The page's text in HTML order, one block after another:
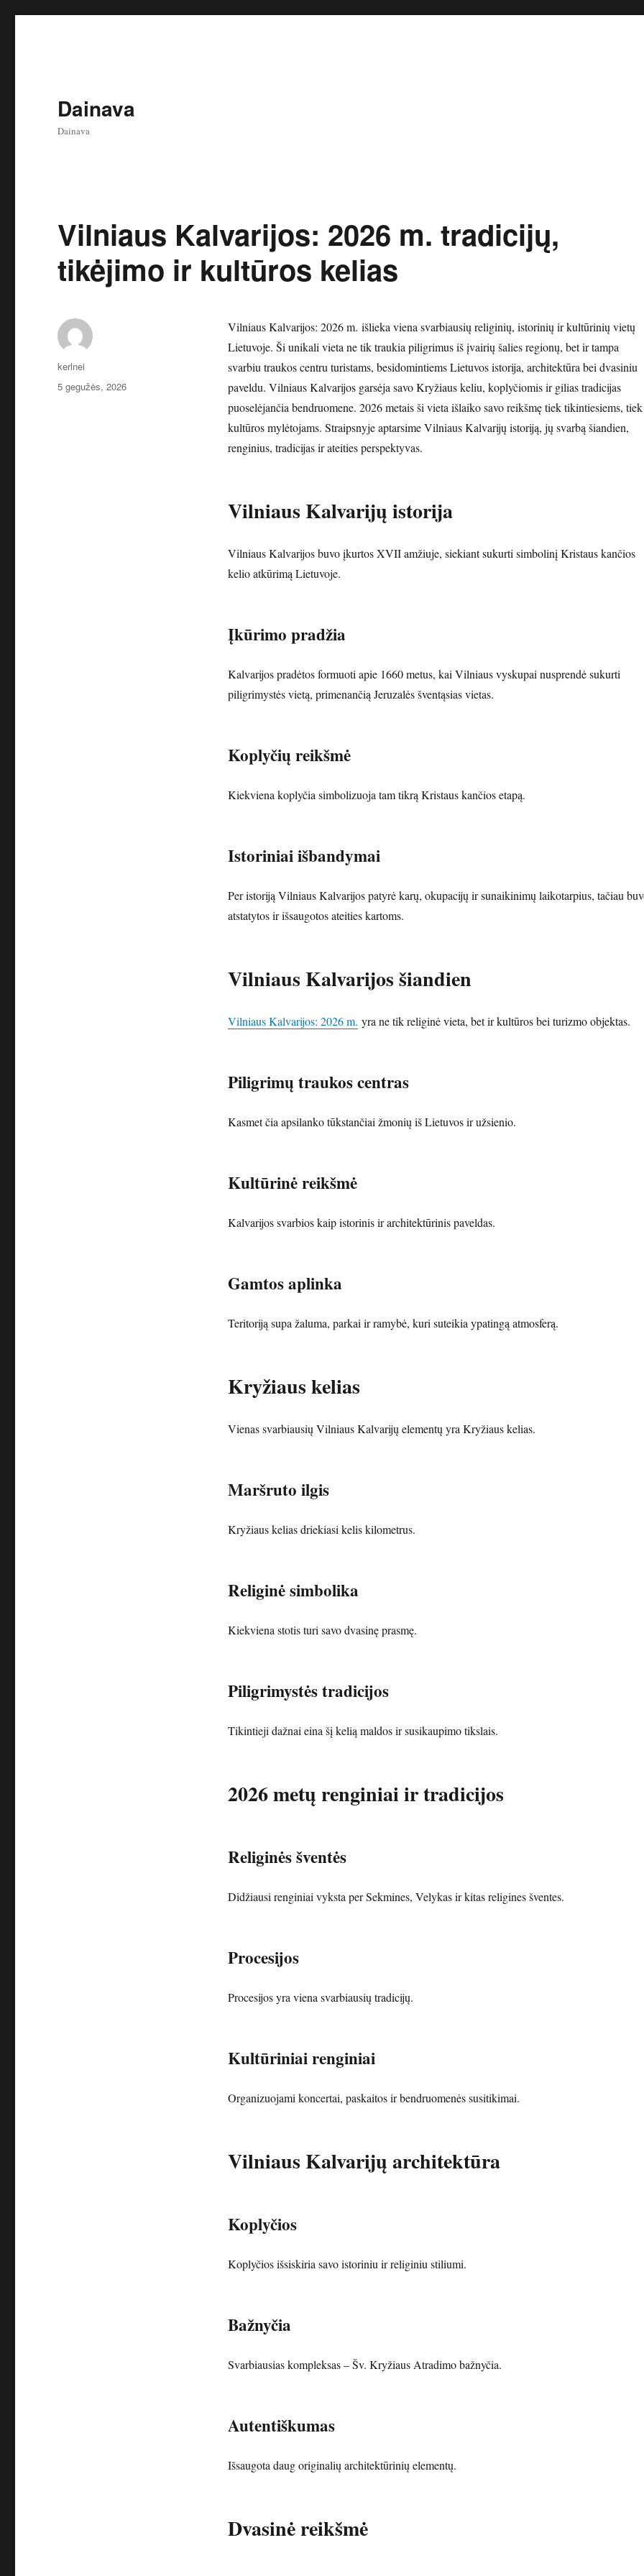
Dainava
Dainava
Vilniaus Kalvarijos: 2026 m. tradicijų,
tikėjimo ir kultūros kelias
Vilniaus Kalvarijos: 2026 m. išlieka viena svarbiausių religinių, istorinių ir kultūrinių vietų
Lietuvoje. Ši unikali vieta ne tik traukia piligrimus iš įvairių šalies regionų, bet ir tampa
svarbiu traukos centru turistams, besidomintiems Lietuvos istorija, architektūra bei dvasiniu
paveldu. Vilniaus Kalvarijos garsėja savo Kryžiaus keliu, koplyčiomis ir gilias tradicijas
puoselėjančia bendruomene. 2026 metais ši vieta išlaiko savo reikšmę tiek tikintiesiems, tiek
kultūros mylėtojams. Straipsnyje aptarsime Vilniaus Kalvarijų istoriją, jų svarbą šiandien,
renginius, tradicijas ir ateities perspektyvas.
Vilniaus Kalvarijų istorija
Vilniaus Kalvarijos buvo įkurtos XVII amžiuje, siekiant sukurti simbolinį Kristaus kančios
kelio atkūrimą Lietuvoje.
Įkūrimo pradžia
Kalvarijos pradėtos formuoti apie 1660 metus, kai Vilniaus vyskupai nusprendė sukurti
piligrimystės vietą, primenančią Jeruzalės šventąsias vietas.
Koplyčių reikšmė
Kiekviena koplyčia simbolizuoja tam tikrą Kristaus kančios etapą.
Istoriniai išbandymai
Per istoriją Vilniaus Kalvarijos patyrė karų, okupacijų ir sunaikinimų laikotarpius, tačiau
atstatytos ir išsaugotos ateities kartoms.
Vilniaus Kalvarijos šiandien
Vilniaus Kalvarijos: 2026 m. yra ne tik religinė vieta, bet ir kultūros bei turizmo objektas.
Piligrimų traukos centras
Kasmet čia apsilanko tūkstančiai žmonių iš Lietuvos ir užsienio.
Kultūrinė reikšmė
Kalvarijos svarbios kaip istorinis ir architektūrinis paveldas.
Gamtos aplinka
Teritoriją supa žaluma, parkai ir ramybė, kuri suteikia ypatingą atmosferą.
Kryžiaus kelias
Vienas svarbiausių Vilniaus Kalvarijų elementų yra Kryžiaus kelias.
Maršruto ilgis
Kryžiaus kelias driekiasi kelis kilometrus.
Religinė simbolika
Kiekviena stotis turi savo dvasinę prasmę.
Piligrimystės tradicijos
Tikintieji dažnai eina šį kelią maldos ir susikaupimo tikslais.
2026 metų renginiai ir tradicijos
Religinės šventės
Didžiausi renginiai vyksta per Sekmines, Velykas ir kitas religines šventes.
Procesijos
Procesijos yra viena svarbiausių tradicijų.
Kultūriniai renginiai
Organizuojami koncertai, paskaitos ir bendruomenės susitikimai.
Vilniaus Kalvarijų architektūra
Koplyčios
Koplyčios išsiskiria savo istoriniu ir religiniu stiliumi.
Bažnyčia
Svarbiausias kompleksas – Šv. Kryžiaus Atradimo bažnyčia.
Autentiškumas
Išsaugota daug originalių architektūrinių elementų.
Dvasinė reikšmė
Autorius
kerlnei
Paskelbta
5 gegužės, 2026